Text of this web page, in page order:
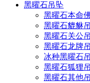
黑曜石吊坠
黑曜石本命
黑曜石貔貅
黑曜石关公
黑曜石龙牌
冰种黑曜石
黑曜石狐狸
黑曜石其他